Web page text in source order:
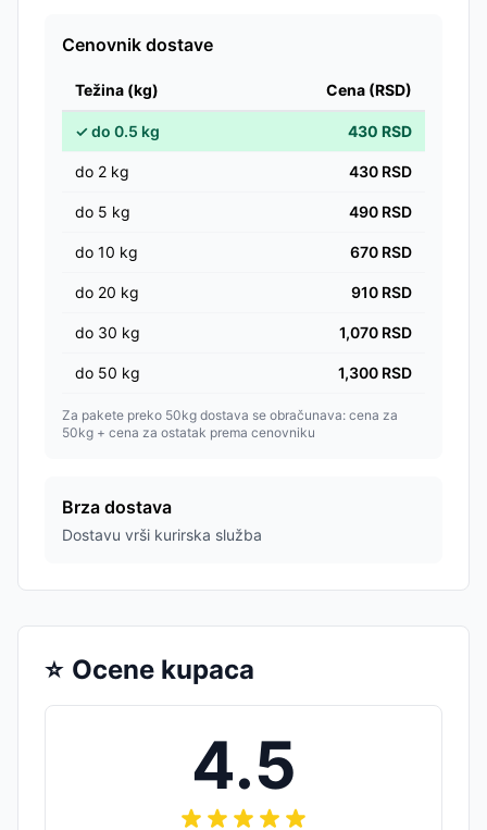
Cenovnik dostave
Težina (kg) Cena (RSD)
✓do 0.5 kg 430 RSD
do 2 kg 430 RSD
do 5 kg 490 RSD
do 10 kg 670 RSD
do 20 kg 910 RSD
do 30 kg 1,070 RSD
do 50 kg 1,300 RSD
Za pakete preko 50kg dostava se obračunava: cena za
50kg + cena za ostatak prema cenovniku
Brza dostava
Dostavu vrši kurirska služba
⭐ Ocene kupaca
4.5